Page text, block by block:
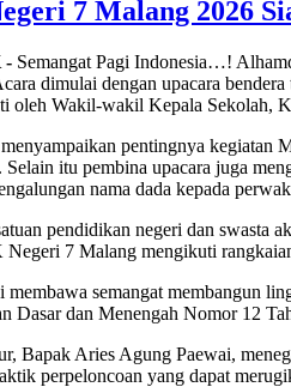
7 Malang 2026
- Semangat Pagi Indonesia…!
dimulai dengan upacara
oleh Wakil-wakil Kepala Sekolah,
pentingnya kegiatan
itu pembina upacara juga
nama dada kepada
pendidikan negeri dan
7 Malang mengikuti
semangat membangun
Dasar dan Menengah Nomor 12
Bapak Aries Agung Paewai,
perpeloncoan yang dapat